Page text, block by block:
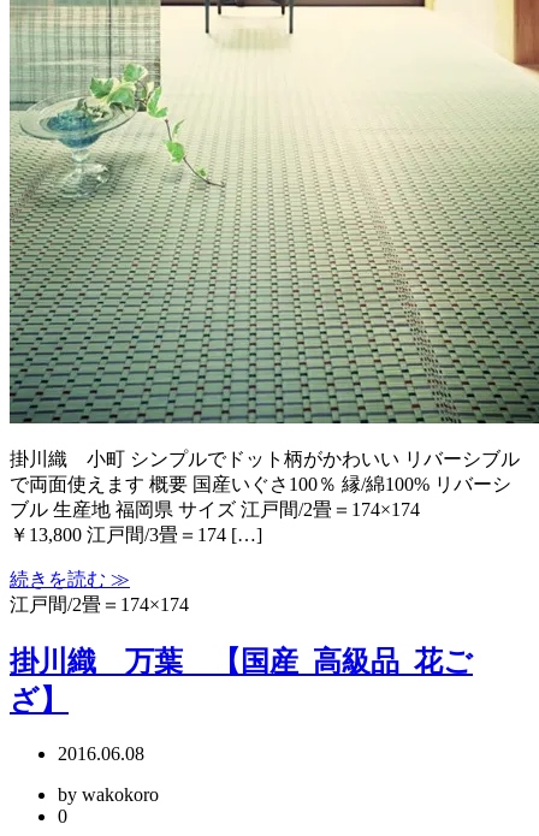
掛川織 小町 シンプルでドット柄がかわいい リバーシブル
で両面使えます 概要 国産いぐさ100％ 縁/綿100% リバーシ
ブル 生産地 福岡県 サイズ 江戸間/2畳＝174×174
￥13,800 江戸間/3畳＝174 […]
続きを読む ≫
江戸間/2畳＝174×174
掛川織 万葉 【国産_高級品_花ご
ざ】
2016.06.08
by wakokoro
0